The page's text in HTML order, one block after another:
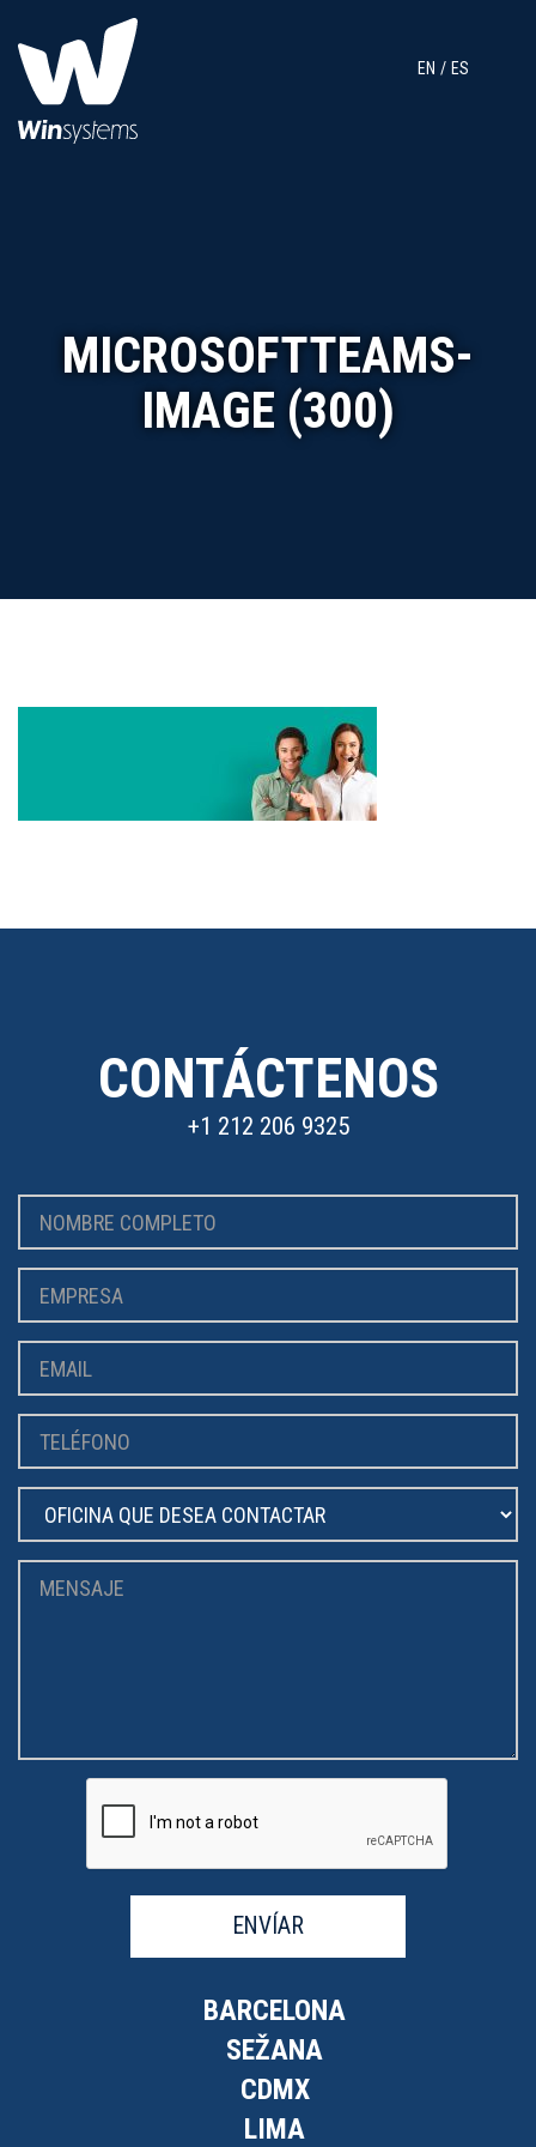
EN ES
MICROSOFTTEAMS-
IMAGE (300)
CONTÁCTENOS
+1 212 206 9325
ENVÍAR
BARCELONA
SEŽANA
CDMX
LIMA